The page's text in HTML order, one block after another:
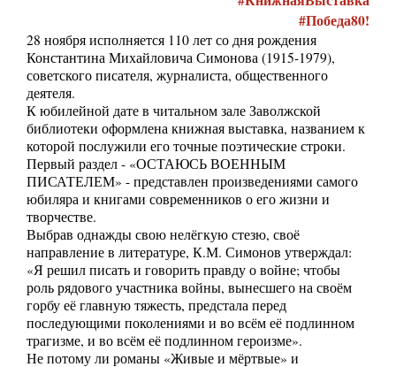
#Победа80!
28 ноября исполняется 110 лет со дня рождения
Константина Михайловича Симонова (1915-1979),
советского писателя, журналиста, общественного
деятеля.
К юбилейной дате в читальном зале Заволжской
библиотеки оформлена книжная выставка, названием к
которой послужили его точные поэтические строки.
Первый раздел - «ОСТАЮСЬ ВОЕННЫМ
ПИСАТЕЛЕМ» - представлен произведениями самого
юбиляра и книгами современников о его жизни и
творчестве.
Выбрав однажды свою нелёгкую стезю, своё
направление в литературе, К.М. Симонов утверждал:
«Я решил писать и говорить правду о войне; чтобы
роль рядового участника войны, вынесшего на своём
горбу её главную тяжесть, предстала перед
последующими поколениями и во всём её подлинном
трагизме, и во всём её подлинном героизме».
Не потому ли романы «Живые и мёртвые» и